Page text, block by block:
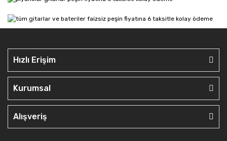
Hızlı Erişim
Kurumsal
Alışveriş